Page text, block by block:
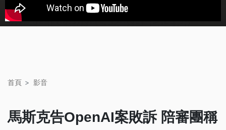
首頁 影音
馬斯克告OpenAI案敗訴 陪審團稱